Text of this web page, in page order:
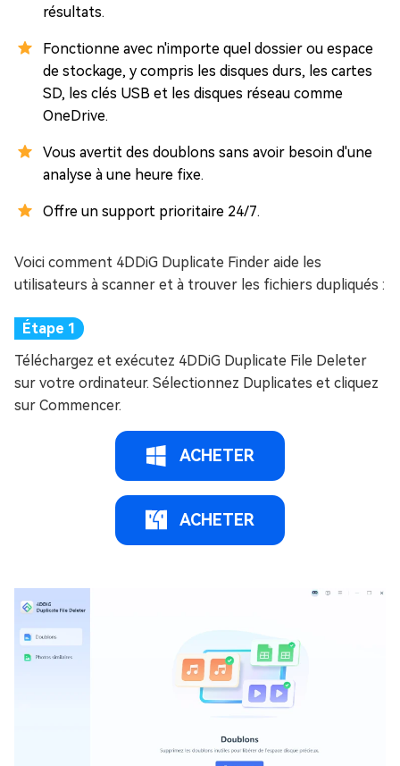
résultats.
Fonctionne avec n'importe quel dossier ou espace
de stockage, y compris les disques durs, les cartes
SD, les clés USB et les disques réseau comme
OneDrive.
Vous avertit des doublons sans avoir besoin d'une
analyse à une heure fixe.
Offre un support prioritaire 24/7.
Voici comment 4DDiG Duplicate Finder aide les
utilisateurs à scanner et à trouver les fichiers dupliqués :
Téléchargez et exécutez 4DDiG Duplicate File Deleter
sur votre ordinateur. Sélectionnez Duplicates et cliquez
sur Commencer.
ACHETER
ACHETER